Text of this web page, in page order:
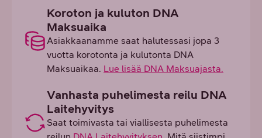
Koroton ja kuluton DNA
Maksuaika
Asiakkaanamme saat halutessasi jopa 3
vuotta korotonta ja kulutonta DNA
Maksuaikaa. Lue lisää DNA Maksuajasta.
Vanhasta puhelimesta reilu DNA
Laitehyvitys
Saat toimivasta tai viallisesta puhelimesta